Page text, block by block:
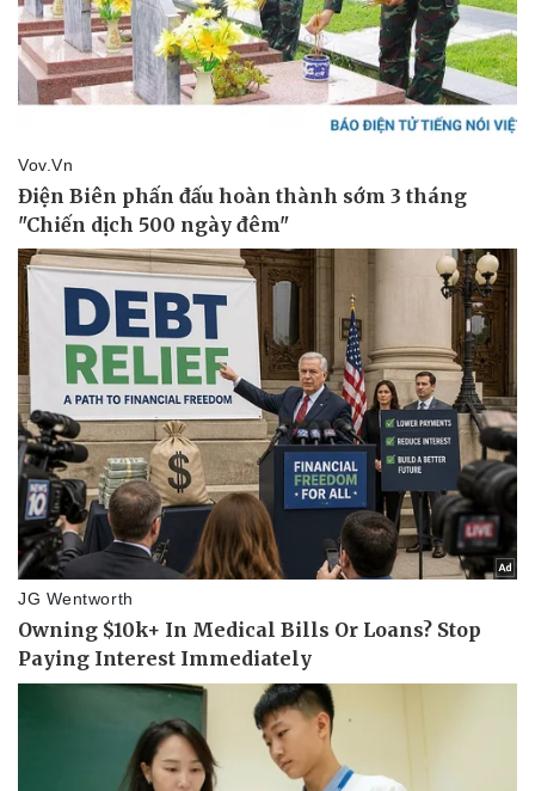
Tin nóng
Tư vấn luật
Việt Nam
Phân tích